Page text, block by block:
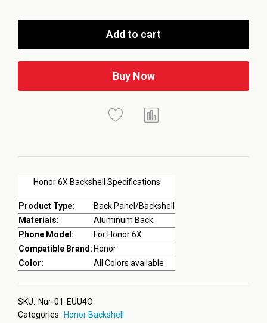
Honor 6X Backshell Specifications
Product Type:
Back Panel/Backshell
Materials:
Aluminum Back
Phone Model:
For Honor 6X
Compatible Brand: Honor
Color:
All Colors available
Add to cart
Buy Now
SKU: Nur-01-EUU4O
Categories: Honor Backshell